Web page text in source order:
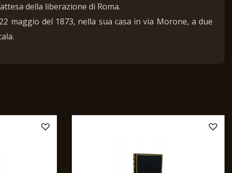
della liberazione di Roma.
maggio del 1873, nella sua casa in via Morone, a due